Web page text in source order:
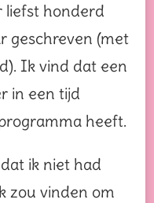
liefst honderd
geschreven (met
Ik vind dat een
in een tijd
heeft.
ik niet had
zou vinden om